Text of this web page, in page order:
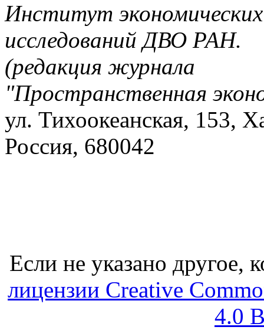
Институт экономических
исследований ДВО РАН.
(редакция журнала
"Пространственная
ул. Тихоокеанская, 153,
Россия, 680042
Если не указано другое,
лицензии Creative
4.0